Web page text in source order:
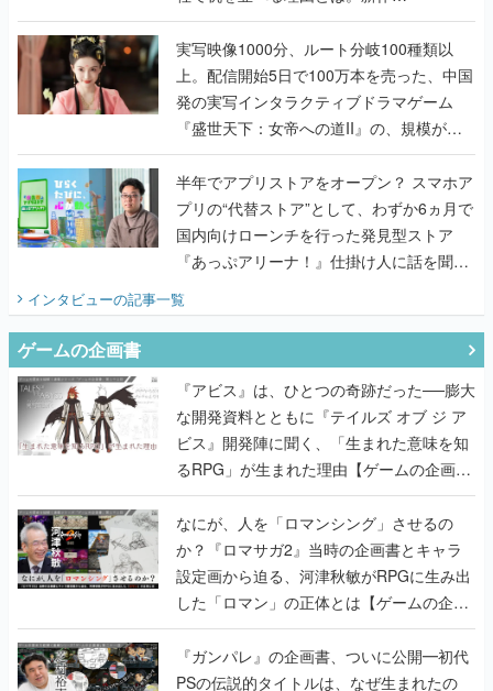
『TATSUJIN EXTREME』で初タッグを組
んだレジェンド2人に訊く開発秘話
実写映像1000分、ルート分岐100種類以
上。配信開始5日で100万本を売った、中国
発の実写インタラクティブドラマゲーム
『盛世天下：女帝への道II』の、規模が違
うこだわりをプロデューサーに聞いた
半年でアプリストアをオープン？ スマホア
プリの“代替ストア”として、わずか6ヵ月で
国内向けローンチを行った発見型ストア
『あっぷアリーナ！』仕掛け人に話を聞い
インタビューの記事一覧
ゲームの企画書
『アビス』は、ひとつの奇跡だった──膨大
な開発資料とともに『テイルズ オブ ジ ア
ビス』開発陣に聞く、「生まれた意味を知
るRPG」が生まれた理由【ゲームの企画
書】
なにが、人を「ロマンシング」させるの
か？『ロマサガ2』当時の企画書とキャラ
設定画から迫る、河津秋敏がRPGに生み出
した「ロマン」の正体とは【ゲームの企画
書】
『ガンパレ』の企画書、ついに公開━初代
PSの伝説的タイトルは、なぜ生まれたの